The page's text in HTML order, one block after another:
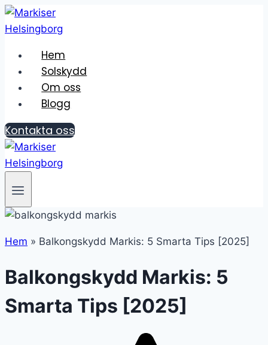
Skip
to
Hem
Solskydd
Om oss
Blogg
Kontakta oss
Hem » Balkongskydd Markis: 5 Smarta Tips [2025]
Balkongskydd Markis: 5
Smarta Tips [2025]